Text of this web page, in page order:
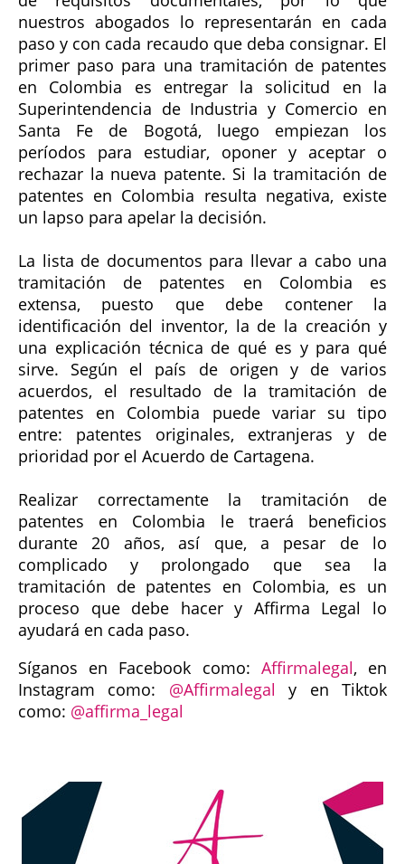
nuestros abogados lo representarán en cada
paso y con cada recaudo que deba consignar. El
primer paso para una tramitación de patentes
en Colombia es entregar la solicitud en la
Superintendencia de Industria y Comercio en
Santa Fe de Bogotá, luego empiezan los
períodos para estudiar, oponer y aceptar o
rechazar la nueva patente. Si la tramitación de
patentes en Colombia resulta negativa, existe
un lapso para apelar la decisión.
La lista de documentos para llevar a cabo una
tramitación de patentes en Colombia es
extensa, puesto que debe contener la
identificación del inventor, la de la creación y
una explicación técnica de qué es y para qué
sirve. Según el país de origen y de varios
acuerdos, el resultado de la tramitación de
patentes en Colombia puede variar su tipo
entre: patentes originales, extranjeras y de
prioridad por el Acuerdo de Cartagena.
Realizar correctamente la tramitación de
patentes en Colombia le traerá beneficios
durante 20 años, así que, a pesar de lo
complicado y prolongado que sea la
tramitación de patentes en Colombia, es un
proceso que debe hacer y Affirma Legal lo
ayudará en cada paso.
Síganos en Facebook como: Affirmalegal, en
Instagram como: @Affirmalegal y en Tiktok
como: @affirma_legal